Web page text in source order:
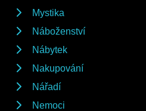
Mystika
Náboženství
Nábytek
Nakupování
Nářadí
Nemoci